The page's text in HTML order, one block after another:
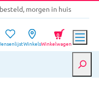
morgen in huis
vanaf €39,-
morgen in huis
WinkelsWinkelwagen
0